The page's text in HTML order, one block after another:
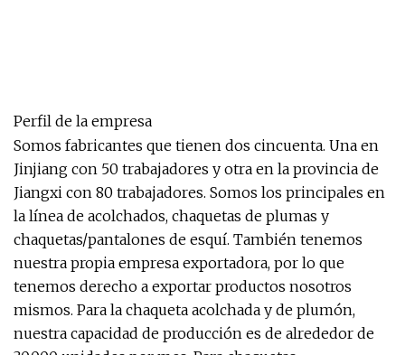
Perfil de la empresa
Somos fabricantes que tienen dos cincuenta. Una en
Jinjiang con 50 trabajadores y otra en la provincia de
Jiangxi con 80 trabajadores. Somos los principales en
la línea de acolchados, chaquetas de plumas y
chaquetas/pantalones de esquí. También tenemos
nuestra propia empresa exportadora, por lo que
tenemos derecho a exportar productos nosotros
mismos. Para la chaqueta acolchada y de plumón,
nuestra capacidad de producción es de alrededor de